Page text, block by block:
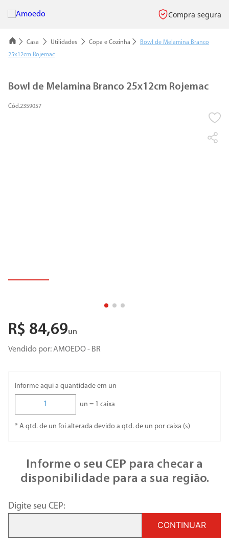
Compra segura
Casa Utilidades Copa e Cozinha
Bowl de Melamina Branco
25x12cm Rojemac
Bowl de Melamina Branco 25x12cm Rojemac
2359057
R$ 84,69un
Vendido por:AMOEDO - BR
Informe aqui a quantidade em un
un = 1 caixa
* A qtd. de un foi alterada devido a qtd. de un por caixa (s)
Informe o seu CEP para checar a
disponibilidade para a sua região.
Digite seu CEP:
CONTINUAR